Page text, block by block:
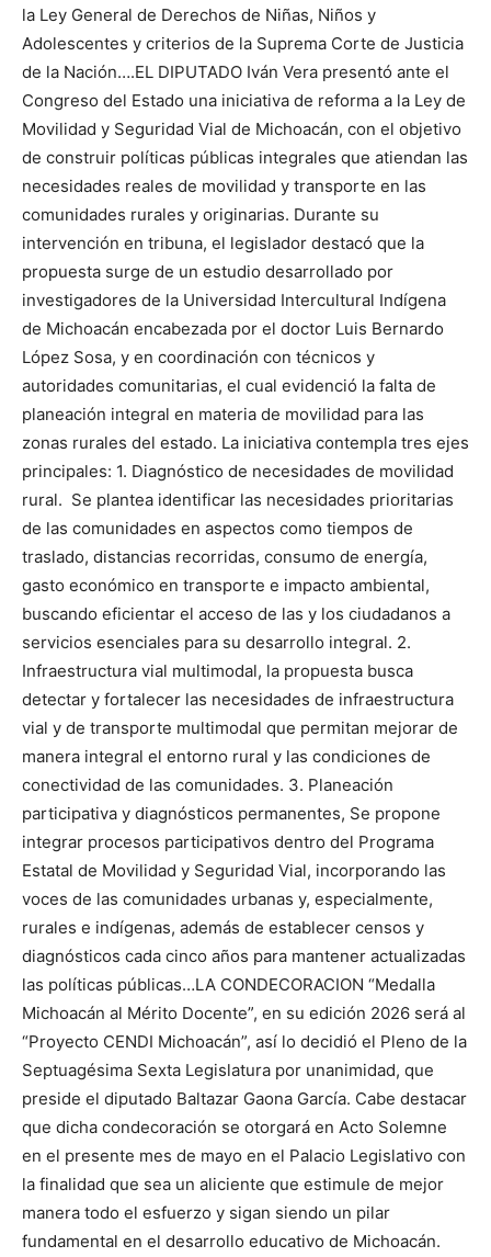
la Ley General de Derechos de Niñas, Niños y
Adolescentes y criterios de la Suprema Corte de Justicia
de la Nación….EL DIPUTADO Iván Vera presentó ante el
Congreso del Estado una iniciativa de reforma a la Ley de
Movilidad y Seguridad Vial de Michoacán, con el objetivo
de construir políticas públicas integrales que atiendan las
necesidades reales de movilidad y transporte en las
comunidades rurales y originarias. Durante su
intervención en tribuna, el legislador destacó que la
propuesta surge de un estudio desarrollado por
investigadores de la Universidad Intercultural Indígena
de Michoacán encabezada por el doctor Luis Bernardo
López Sosa, y en coordinación con técnicos y
autoridades comunitarias, el cual evidenció la falta de
planeación integral en materia de movilidad para las
zonas rurales del estado. La iniciativa contempla tres ejes
principales: 1. Diagnóstico de necesidades de movilidad
rural. Se plantea identificar las necesidades prioritarias
de las comunidades en aspectos como tiempos de
traslado, distancias recorridas, consumo de energía,
gasto económico en transporte e impacto ambiental,
buscando eficientar el acceso de las y los ciudadanos a
servicios esenciales para su desarrollo integral. 2.
Infraestructura vial multimodal, la propuesta busca
detectar y fortalecer las necesidades de infraestructura
vial y de transporte multimodal que permitan mejorar de
manera integral el entorno rural y las condiciones de
conectividad de las comunidades. 3. Planeación
participativa y diagnósticos permanentes, Se propone
integrar procesos participativos dentro del Programa
Estatal de Movilidad y Seguridad Vial, incorporando las
voces de las comunidades urbanas y, especialmente,
rurales e indígenas, además de establecer censos y
diagnósticos cada cinco años para mantener actualizadas
las políticas públicas…LA CONDECORACION “Medalla
Michoacán al Mérito Docente”, en su edición 2026 será al
“Proyecto CENDI Michoacán”, así lo decidió el Pleno de la
Septuagésima Sexta Legislatura por unanimidad, que
preside el diputado Baltazar Gaona García. Cabe destacar
que dicha condecoración se otorgará en Acto Solemne
en el presente mes de mayo en el Palacio Legislativo con
la finalidad que sea un aliciente que estimule de mejor
manera todo el esfuerzo y sigan siendo un pilar
fundamental en el desarrollo educativo de Michoacán.